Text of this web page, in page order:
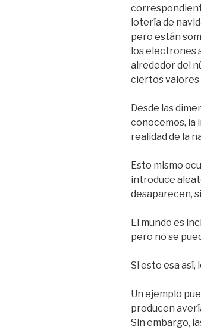
lotería de
pero están
los electrones
alrededor del
ciertos valores
Desde las
conocemos, la
realidad de la
Esto mismo
introduce
desaparecen,
El mundo es
pero no se
Si esto esa
Un ejemplo
producen
Sin embargo,